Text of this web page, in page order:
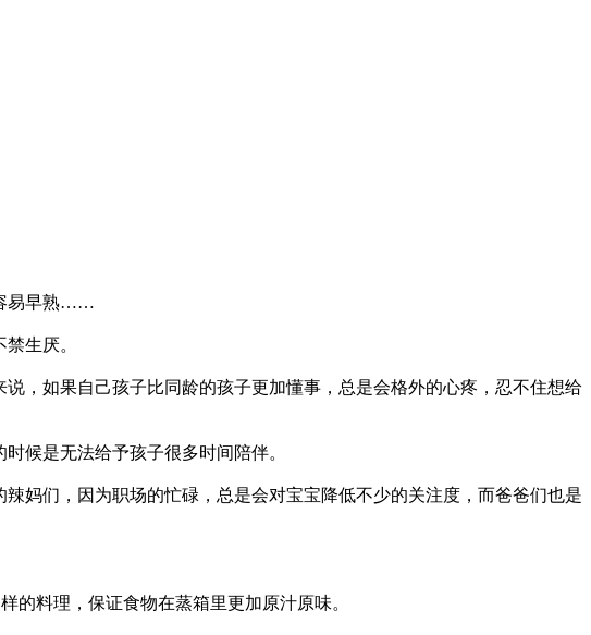
易早熟……
生厌。
，如果自己孩子比同龄的孩子更加懂事，总是会格外的心疼，忍不住想给
候是无法给予孩子很多时间陪伴。
妈们，因为职场的忙碌，总是会对宝宝降低不少的关注度，而爸爸们也是
的料理，保证食物在蒸箱里更加原汁原味。